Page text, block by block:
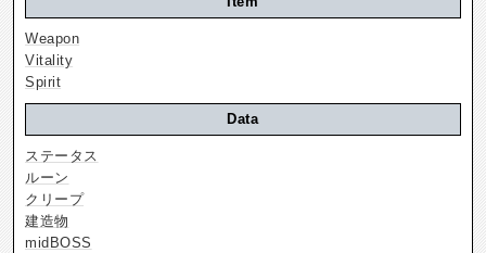
Weapon
Vitality
Spirit
Data
ステータス
ルーン
クリープ
建造物
midBOSS